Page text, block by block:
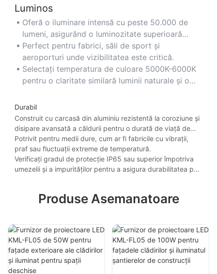
Luminos
Oferă o iluminare intensă cu peste 50.000 de
lumeni, asigurând o luminozitate superioară
pentru spații extinse sau cu tavan înalt.
Perfect pentru fabrici, săli de sport și
aeroporturi unde vizibilitatea este critică.
Selectați temperatura de culoare 5000K-6000K
pentru o claritate similară luminii naturale și o
Durabil
Construit cu carcasă din aluminiu rezistentă la coroziune și
disipare avansată a căldurii pentru o durată de viață de
până la 50.000 de ore.
Potrivit pentru medii dure, cum ar fi fabricile cu vibrații,
praf sau fluctuații extreme de temperatură.
Verificați gradul de protecție IP65 sau superior împotriva
umezelii și a impurităților pentru a asigura durabilitatea pe
Produse Asemanatoare